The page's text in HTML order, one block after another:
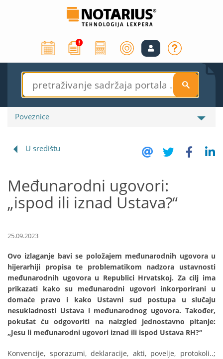
S
Poveznice
U središtu
Međunarodni ugovori:
„ispod ili iznad Ustava?“
25.09.2023
Ovo izlaganje bavi se položajem međunarodnih ugovora u
hijerarhiji propisa te problematikom nadzora ustavnosti
međunarodnih ugovora u Republici Hrvatskoj. Za cilj ima
prikazati kako su međunarodni ugovori inkorporirani u
domaće pravo i kako Ustavni sud postupa u slučaju
nesukladnosti Ustava i međunarodnog ugovora. Također,
pokušat ću odgovoriti na naizgled jednostavno pitanje:
„Jesu li međunarodni ugovori iznad ili ispod Ustava RH?“
Konvencije, sporazumi, deklaracije, akti, povelje, protokoli..;